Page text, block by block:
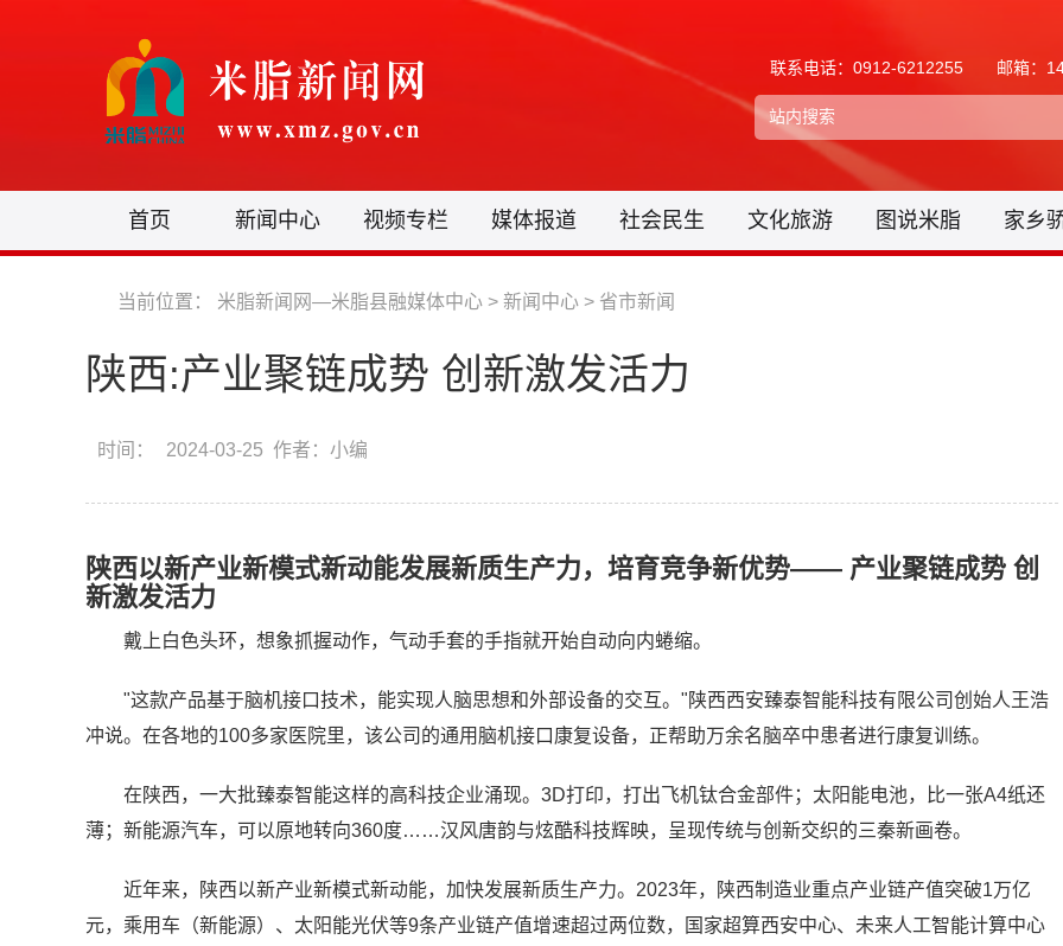
联系电话：0912-6212255 邮箱：
首页 新闻中心 视频专栏 媒体报道 社会民生 文化旅游 图说米脂 家乡
当前位置： 米脂新闻网—米脂县融媒体中心 > 新闻中心 > 省市新闻
陕西:产业聚链成势 创新激发活力
时间： 2024-03-25 作者：小编
陕西以新产业新模式新动能发展新质生产力，培育竞争新优势—— 产业聚链成势 创
新激发活力
戴上白色头环，想象抓握动作，气动手套的手指就开始自动向内蜷缩。
"这款产品基于脑机接口技术，能实现人脑思想和外部设备的交互。"陕西西安臻泰智能科技有限公司创始人王浩
冲说。在各地的100多家医院里，该公司的通用脑机接口康复设备，正帮助万余名脑卒中患者进行康复训练。
在陕西，一大批臻泰智能这样的高科技企业涌现。3D打印，打出飞机钛合金部件；太阳能电池，比一张A4纸还
薄；新能源汽车，可以原地转向360度……汉风唐韵与炫酷科技辉映，呈现传统与创新交织的三秦新画卷。
近年来，陕西以新产业新模式新动能，加快发展新质生产力。2023年，陕西制造业重点产业链产值突破1万亿
元，乘用车（新能源）、太阳能光伏等9条产业链产值增速超过两位数，国家超算西安中心、未来人工智能计算中心